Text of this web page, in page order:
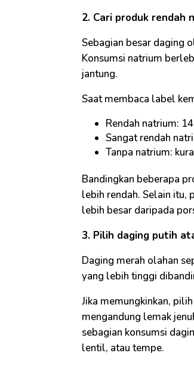
2. Cari produk rendah
Sebagian besar daging
Konsumsi natrium
jantung.
Saat membaca label
Rendah natrium:
Sangat rendah
Tanpa natrium:
Bandingkan beberapa
lebih rendah. Selain itu,
lebih besar daripada
3. Pilih daging putih
Daging merah olahan
yang lebih tinggi
Jika memungkinkan,
mengandung lemak
sebagian konsumsi
lentil, atau tempe.